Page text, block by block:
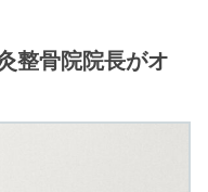
整骨院院長がオ